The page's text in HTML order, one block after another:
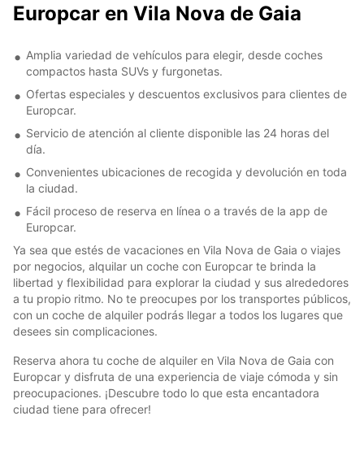
Europcar en Vila Nova de Gaia
Amplia variedad de vehículos para elegir, desde coches
compactos hasta SUVs y furgonetas.
Ofertas especiales y descuentos exclusivos para clientes de
Europcar.
Servicio de atención al cliente disponible las 24 horas del
día.
Convenientes ubicaciones de recogida y devolución en toda
la ciudad.
Fácil proceso de reserva en línea o a través de la app de
Europcar.
Ya sea que estés de vacaciones en Vila Nova de Gaia o viajes
por negocios, alquilar un coche con Europcar te brinda la
libertad y flexibilidad para explorar la ciudad y sus alrededores
a tu propio ritmo. No te preocupes por los transportes públicos,
con un coche de alquiler podrás llegar a todos los lugares que
desees sin complicaciones.
Reserva ahora tu coche de alquiler en Vila Nova de Gaia con
Europcar y disfruta de una experiencia de viaje cómoda y sin
preocupaciones. ¡Descubre todo lo que esta encantadora
ciudad tiene para ofrecer!